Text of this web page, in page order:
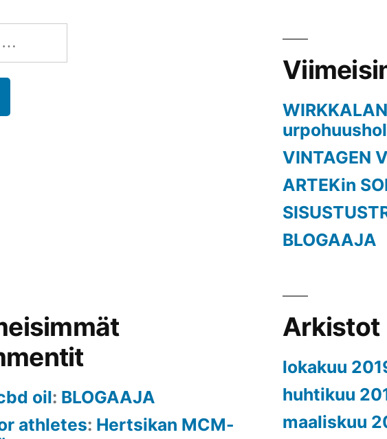
VINTAGEN
ARTEKin
BLOGAAJA
oil: BLOGAAJA
athletes: Hertsikan MCM-
Arkistot
lokakuu
huhtikuu
maaliskuu